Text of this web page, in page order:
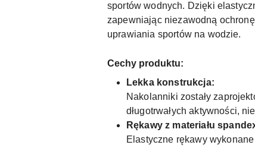
sportów wodnych. Dzięki
zapewniając niezawodną
uprawiania sportów na wodzie.
Cechy produktu:
Lekka konstrukcja:
Nakolanniki zostały
długotrwałych aktywności,
Rękawy z materiału
Elastyczne rękawy